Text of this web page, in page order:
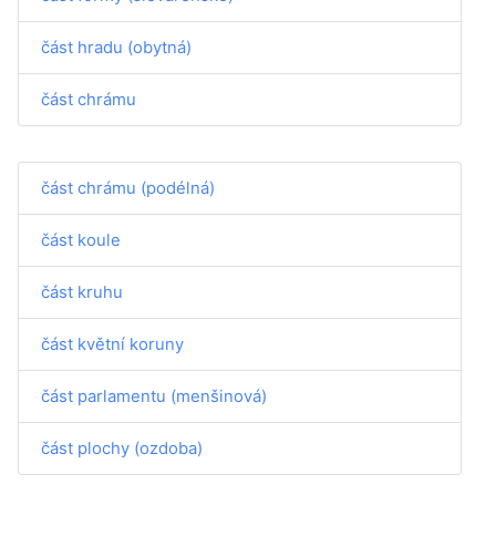
část hradu (obytná)
část chrámu
část chrámu (podélná)
část koule
část kruhu
část květní koruny
část parlamentu (menšinová)
část plochy (ozdoba)